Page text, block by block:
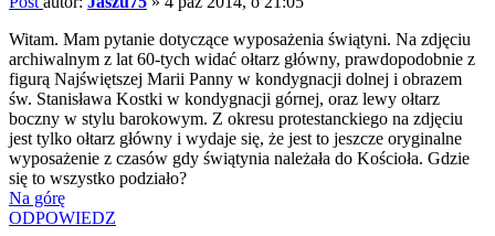
Witam. Mam pytanie dotyczące wyposażenia świątyni. Na zdjęciu
archiwalnym z lat 60-tych widać ołtarz główny, prawdopodobnie z
figurą Najświętszej Marii Panny w kondygnacji dolnej i obrazem
św. Stanisława Kostki w kondygnacji górnej, oraz lewy ołtarz
boczny w stylu barokowym. Z okresu protestanckiego na zdjęciu
jest tylko ołtarz główny i wydaje się, że jest to jeszcze oryginalne
wyposażenie z czasów gdy świątynia należała do Kościoła. Gdzie
się to wszystko podziało?
Na górę
ODPOWIEDZ